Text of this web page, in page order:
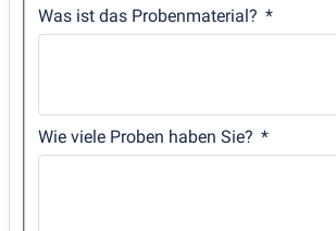
Was ist das Probenmaterial?
Wie viele Proben haben Sie?